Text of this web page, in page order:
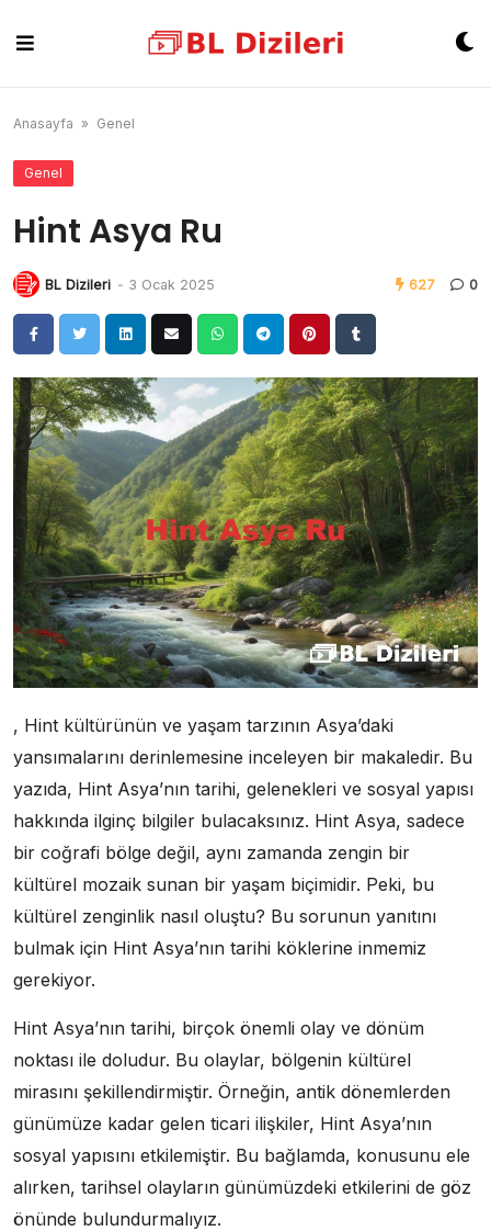
content
Anasayfa » Genel
Genel
Hint Asya Ru
BL Dizileri - 3 Ocak 2025 627 0
, Hint kültürünün ve yaşam tarzının Asya’daki
yansımalarını derinlemesine inceleyen bir makaledir. Bu
yazıda, Hint Asya’nın tarihi, gelenekleri ve sosyal yapısı
hakkında ilginç bilgiler bulacaksınız. Hint Asya, sadece
bir coğrafi bölge değil, aynı zamanda zengin bir
kültürel mozaik sunan bir yaşam biçimidir. Peki, bu
kültürel zenginlik nasıl oluştu? Bu sorunun yanıtını
bulmak için Hint Asya’nın tarihi köklerine inmemiz
gerekiyor.
Hint Asya’nın tarihi, birçok önemli olay ve dönüm
noktası ile doludur. Bu olaylar, bölgenin kültürel
mirasını şekillendirmiştir. Örneğin, antik dönemlerden
günümüze kadar gelen ticari ilişkiler, Hint Asya’nın
sosyal yapısını etkilemiştir. Bu bağlamda, konusunu ele
alırken, tarihsel olayların günümüzdeki etkilerini de göz
önünde bulundurmalıyız.